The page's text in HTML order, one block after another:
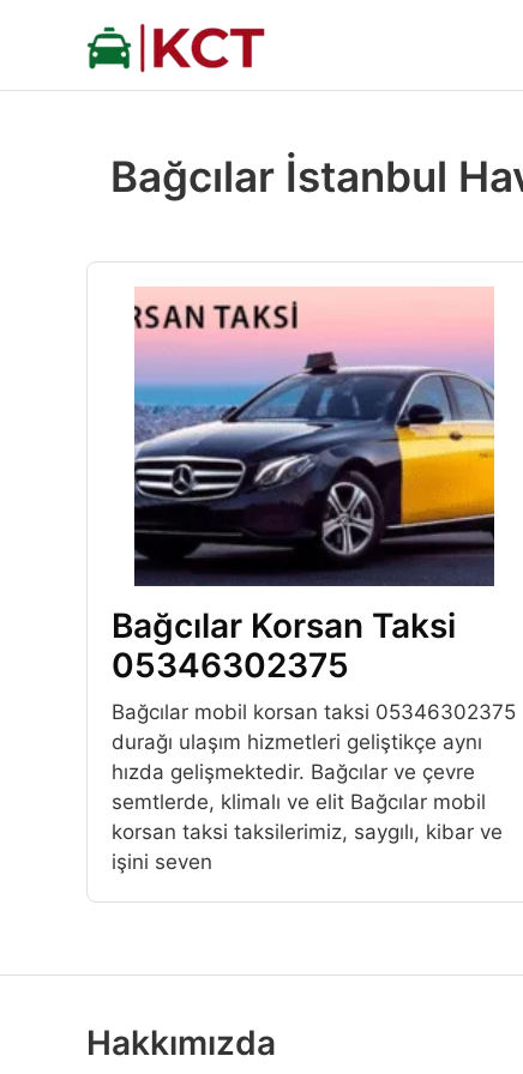
Bağcılar İstanbul
Bağcılar Korsan Taksi
05346302375
Bağcılar mobil korsan taksi 05346302375
durağı ulaşım hizmetleri geliştikçe aynı
hızda gelişmektedir. Bağcılar ve çevre
semtlerde, klimalı ve elit Bağcılar mobil
korsan taksi taksilerimiz, saygılı, kibar ve
işini seven
Hakkımızda